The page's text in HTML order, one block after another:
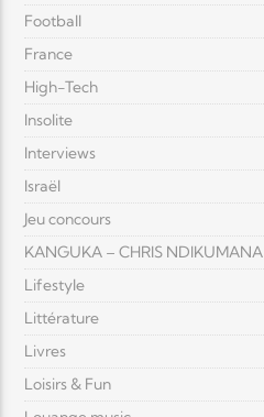
Football
France
High-Tech
Insolite
Interviews
Israël
Jeu concours
KANGUKA – CHRIS NDIKUMANA
Lifestyle
Littérature
Livres
Loisirs & Fun